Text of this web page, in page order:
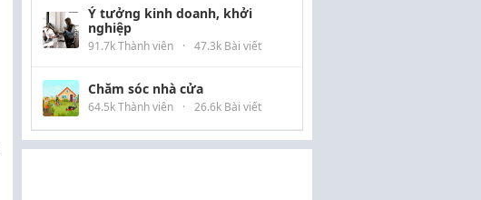
Ý tưởng kinh doanh, khởi
nghiệp
91.7k Thành viên · 47.3k Bài viết
Chăm sóc nhà cửa
64.5k Thành viên · 26.6k Bài viết